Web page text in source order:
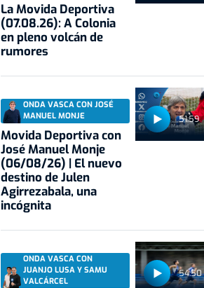
La Movida Deportiva
(07.08.26): A Colonia
en pleno volcán de
rumores
51:59
ONDA VASCA CON JOSÉ
MANUEL MONJE
Movida Deportiva con
José Manuel Monje
(06/08/26) | El nuevo
destino de Julen
Agirrezabala, una
incógnita
54:50
ONDA VASCA CON
JUANJO LUSA Y SAMU
VALCÁRCEL